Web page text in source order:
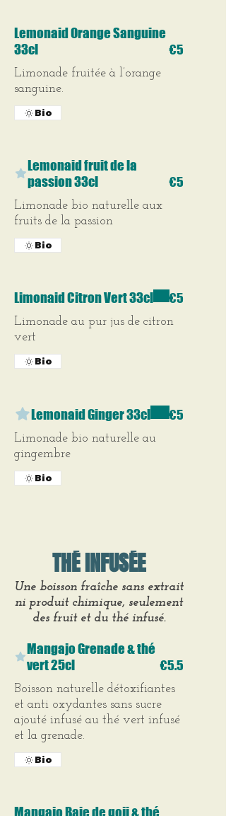
Lemonaid Orange Sanguine
33cl
Limonade fruitée à l’orange
sanguine.
€5
Bio
Lemonaid fruit de la
passion 33cl
Limonade bio naturelle aux
fruits de la passion
€5
Bio
Limonaid Citron Vert 33cl
Limonade au pur jus de citron
vert
€5
Bio
Lemonaid Ginger 33cl
Limonade bio naturelle au
gingembre
€5
Bio
THÉ INFUSÉE
Une boisson fraîche sans extrait
ni produit chimique, seulement
des fruit et du thé infusé.
Mangajo Grenade & thé
vert 25cl
Boisson naturelle détoxifiantes
et anti oxydantes sans sucre
ajouté infusé au thé vert infusé
et la grenade.
€5.5
Bio
Mangajo Baie de goji & thé